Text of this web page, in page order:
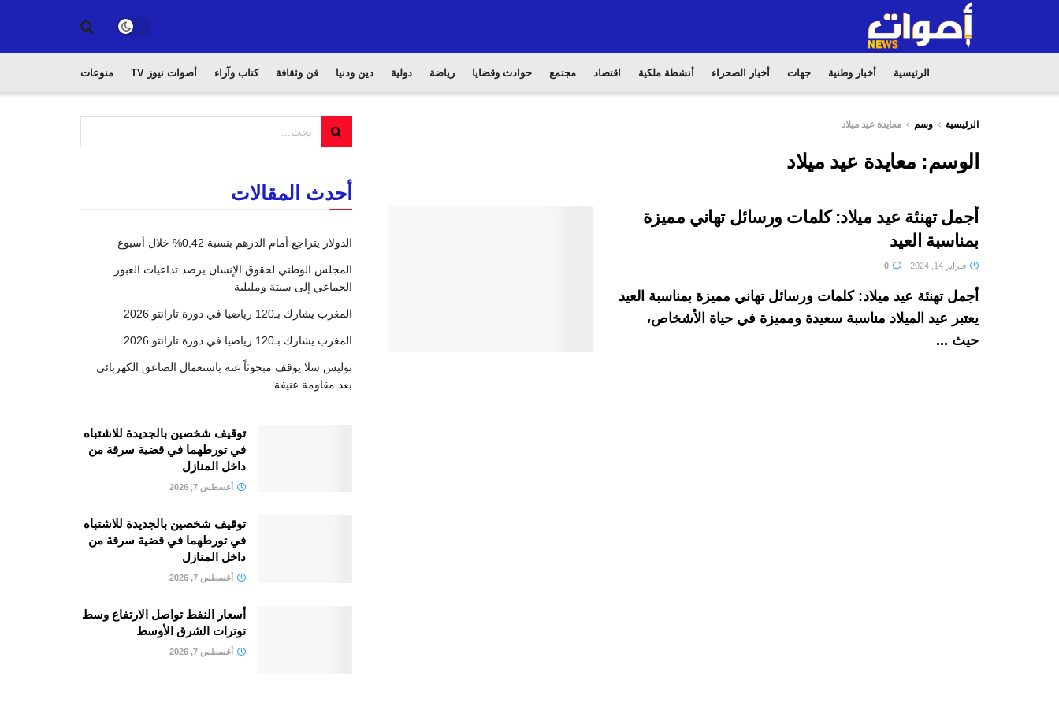
الرئيسية أخبار وطنية جهات أخبار الصحراء أنشطة ملكية اقتصاد مجتمع حوادث وقضايا رياضة دولية دين ودنيا فن وثقافة كتاب وآراء أصوات نيوز TV منوعات
الرئيسية وسم معايدة عيد ميلاد
الوسم: معايدة عيد ميلاد
أجمل تهنئة عيد ميلاد: كلمات ورسائل تهاني مميزة
بمناسبة العيد
فبراير 14, 2024
أجمل تهنئة عيد ميلاد: كلمات ورسائل تهاني مميزة بمناسبة العيد
يعتبر عيد الميلاد مناسبة سعيدة ومميزة في حياة الأشخاص،
حيث ...
أحدث المقالات
الدولار يتراجع أمام الدرهم بنسبة 0,42% خلال أسبوع
المجلس الوطني لحقوق الإنسان يرصد تداعيات العبور
الجماعي إلى سبتة ومليلية
المغرب يشارك بـ120 رياضيا في دورة تارانتو 2026
المغرب يشارك بـ120 رياضيا في دورة تارانتو 2026
بوليس سلا يوقف مبحوثاً عنه باستعمال الصاعق الكهربائي
بعد مقاومة عنيفة
توقيف شخصين بالجديدة للاشتباه
في تورطهما في قضية سرقة من
داخل المنازل
أغسطس 7, 2026
توقيف شخصين بالجديدة للاشتباه
في تورطهما في قضية سرقة من
داخل المنازل
أغسطس 7, 2026
أسعار النفط تواصل الارتفاع وسط
توترات الشرق الأوسط
أغسطس 7, 2026